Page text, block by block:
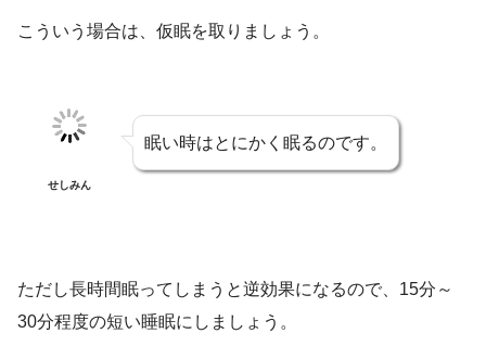
こういう場合は、仮眠を取りましょう。
せしみん
眠い時はとにかく眠るのです。
ただし長時間眠ってしまうと逆効果になるので、15分～
30分程度の短い睡眠にしましょう。